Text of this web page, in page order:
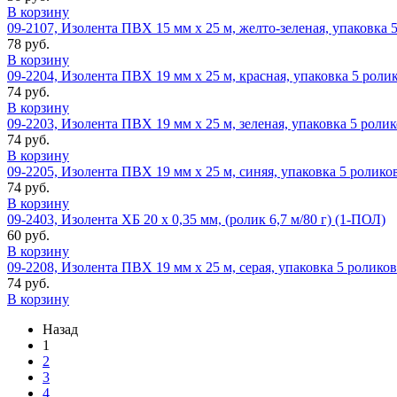
В корзину
09-2107, Изолента ПВХ 15 мм х 25 м, желто-зеленая, упаковка
78 руб.
В корзину
09-2204, Изолента ПВХ 19 мм х 25 м, красная, упаковка 5
74 руб.
В корзину
09-2203, Изолента ПВХ 19 мм х 25 м, зеленая, упаковка 5
74 руб.
В корзину
09-2205, Изолента ПВХ 19 мм х 25 м, синяя, упаковка 5
74 руб.
В корзину
09-2403, Изолента ХБ 20 х 0,35 мм, (ролик 6,7 м/80 г) (1-ПОЛ)
60 руб.
В корзину
09-2208, Изолента ПВХ 19 мм х 25 м, серая, упаковка 5 роликов
74 руб.
В корзину
Назад
1
2
3
4